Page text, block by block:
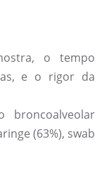
o tempo
e o rigor da
broncoalveolar
(63%), swab